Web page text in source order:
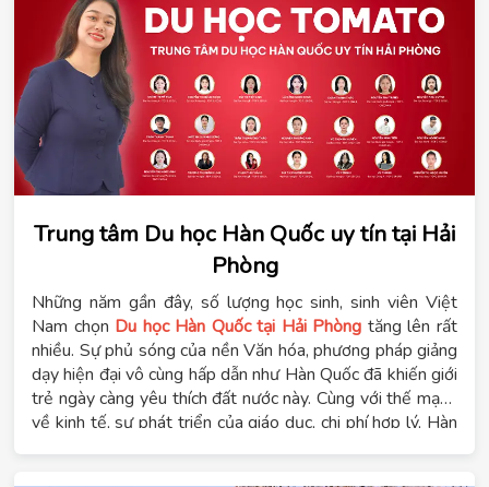
Trung tâm Du học Hàn Quốc uy tín tại Hải
Phòng
Những năm gần đây, số lượng học sinh, sinh viên Việt
Nam chọn Du học Hàn Quốc tại Hải Phòng tăng lên rất
nhiều. Sự phủ sóng của nền Văn hóa, phương pháp giảng
dạy hiện đại vô cùng hấp dẫn như Hàn Quốc đã khiến giới
trẻ ngày càng yêu thích đất nước này. Cùng với thế mạnh
về kinh tế, sự phát triển của giáo dục, chi phí hợp lý, Hàn